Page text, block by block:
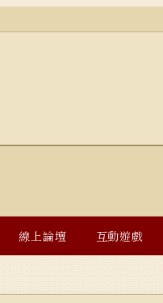
線上論壇 互動遊戲